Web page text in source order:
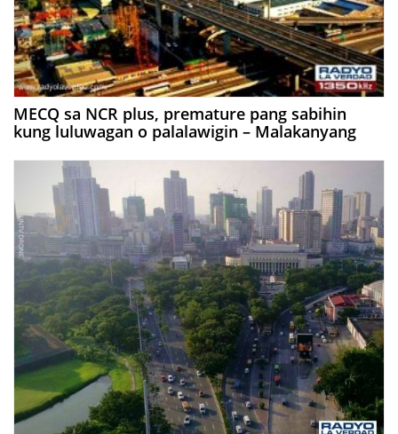
MECQ sa NCR plus, premature pang sabihin
kung luluwagan o palalawigin – Malakanyang